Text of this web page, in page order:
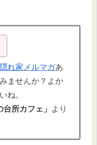
れ家メルマガあ
ませんか？よか
ね。
台所カフェ」
より